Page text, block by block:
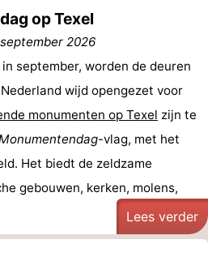
op Texel
2026
september, worden de deuren
wijd opengezet voor
monumenten op Texel zijn te
-vlag, met het
Het biedt de zeldzame
gebouwen, kerken, molens,
Lees verder